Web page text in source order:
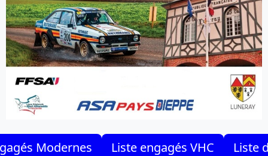
Modernes Liste engagés VHC Liste